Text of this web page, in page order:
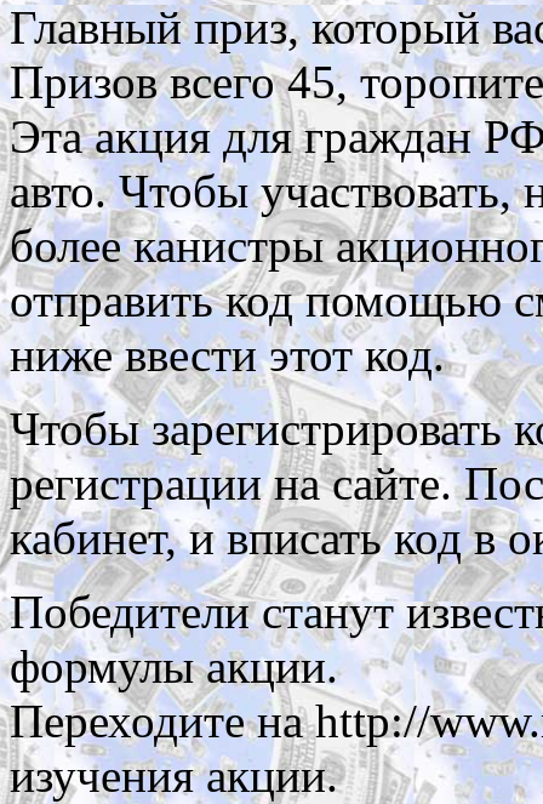
Главный приз, который
Призов всего 45,
Эта акция для граждан
авто. Чтобы
более канистры
отправить код помощью
ниже ввести этот код.
Чтобы зарегистрировать
регистрации на сайте.
кабинет, и вписать код в
Победители станут
формулы акции.
Переходите на http://
изучения акции.